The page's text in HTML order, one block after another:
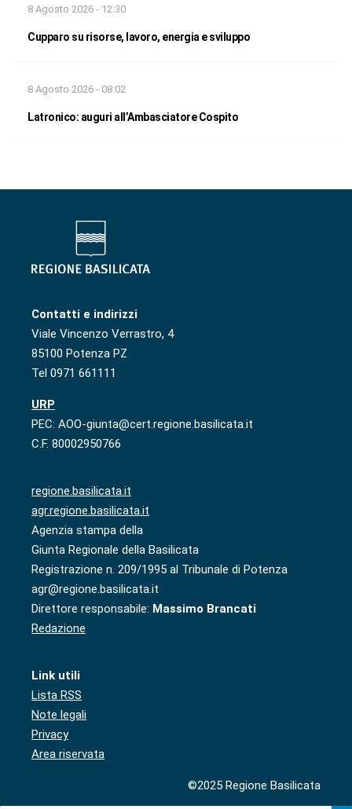
8 Agosto 2026 - 12:30
Cupparo su risorse, lavoro, energia e sviluppo
8 Agosto 2026 - 08:02
Latronico: auguri all’Ambasciatore Cospito
Contatti e indirizzi
Viale Vincenzo Verrastro, 4
85100 Potenza PZ
Tel 0971 661111
URP
PEC: AOO-giunta@cert.regione.basilicata.it
C.F. 80002950766
regione.basilicata.it
agr.regione.basilicata.it
Agenzia stampa della
Giunta Regionale della Basilicata
Registrazione n. 209/1995 al Tribunale di Potenza
agr@regione.basilicata.it
Direttore responsabile: Massimo Brancati
Redazione
Link utili
Lista RSS
Note legali
Privacy
Area riservata
©2025 Regione Basilicata